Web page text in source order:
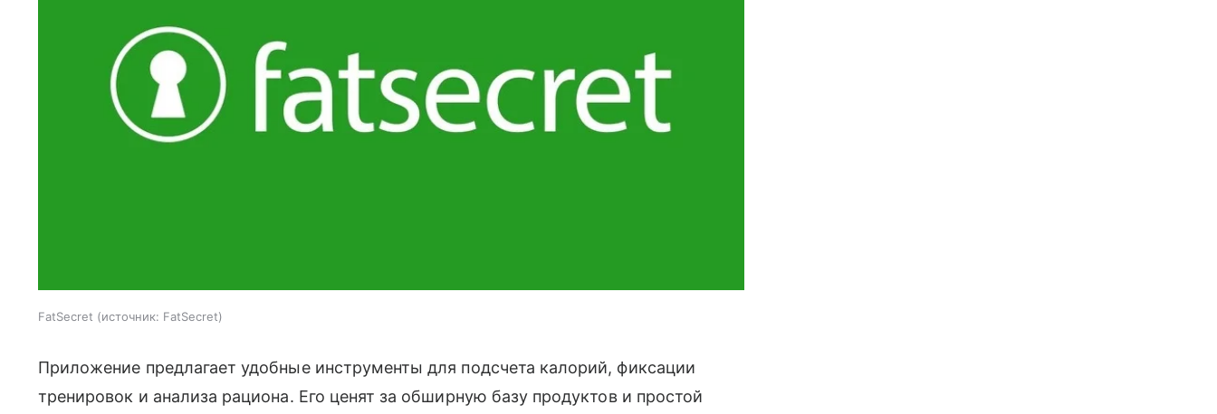
FatSecret источник: FatSecret
Приложение предлагает удобные инструменты для подсчета калорий, фиксации
тренировок и анализа рациона. Его ценят за обширную базу продуктов и простой